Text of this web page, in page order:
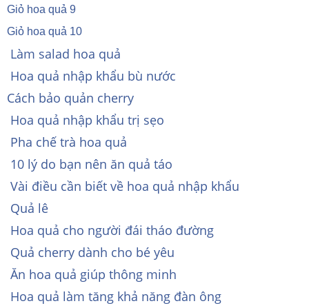
Giỏ hoa quả 9
Giỏ hoa quả 10
Làm salad hoa quả
Hoa quả nhập khẩu bù nước
Cách bảo quản cherry
Hoa quả nhập khẩu trị sẹo
Pha chế trà hoa quả
10 lý do bạn nên ăn quả táo
Vài điều cần biết về hoa quả nhập khẩu
Quả lê
Hoa quả cho người đái tháo đường
Quả cherry dành cho bé yêu
Ăn hoa quả giúp thông minh
Hoa quả làm tăng khả năng đàn ông